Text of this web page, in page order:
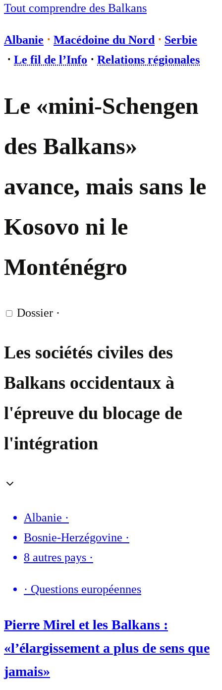
Tout comprendre des Balkans
Albanie ⋅ Macédoine du Nord ⋅ Serbie
⋅ Le fil de l’Info ⋅ Relations régionales
Le «mini-Schengen
des Balkans»
avance, mais sans le
Kosovo ni le
Monténégro
Dossier ·
Les sociétés civiles des
Balkans occidentaux à
l'épreuve du blocage de
l'intégration
Albanie ·
Bosnie-Herzégovine ·
8 autres pays ·
· Questions européennes
Pierre Mirel et les Balkans :
«l’élargissement a plus de sens que
jamais»